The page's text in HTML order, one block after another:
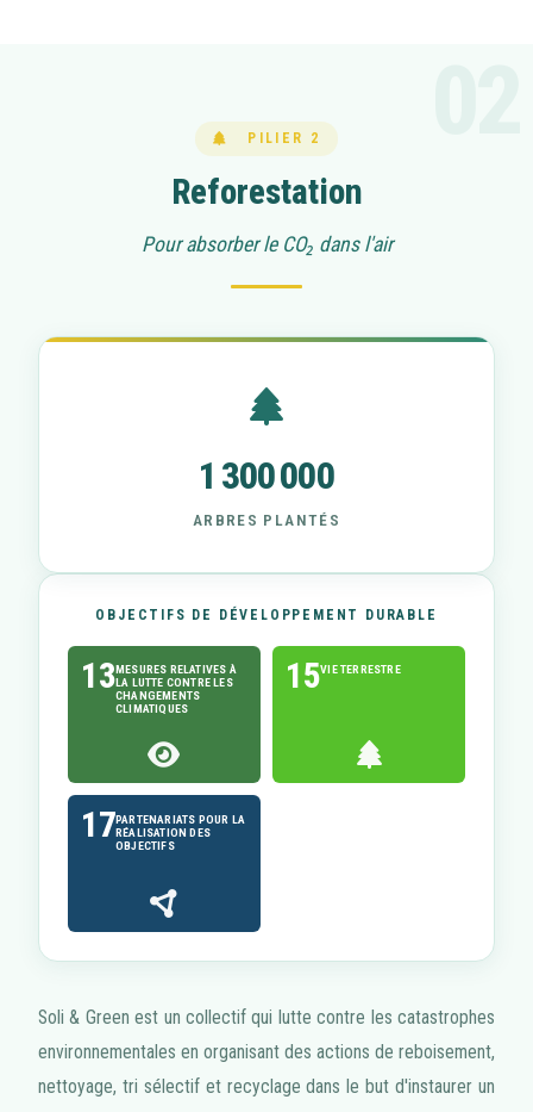
PILIER 2
Reforestation
Pour absorber le CO₂ dans l'air
1 300 000
ARBRES PLANTÉS
OBJECTIFS DE DÉVELOPPEMENT DURABLE
13MESURES RELATIVES À
LA LUTTE CONTRE LES
CHANGEMENTS
CLIMATIQUES
15VIE TERRESTRE
17PARTENARIATS POUR LA
RÉALISATION DES
OBJECTIFS
Soli & Green est un collectif qui lutte contre les catastrophes
environnementales en organisant des actions de reboisement,
nettoyage, tri sélectif et recyclage dans le but d'instaurer un